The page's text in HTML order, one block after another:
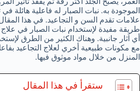
الموجودة به. نبات الصبار له فاعلية هائلة في
طريقة مفيدة لإستخدام نبات الصبار في علاج
أي اَثار جانبية. وهناك الكثير من الطرق
مع مكونات طبيعية أخري لعلاج التجاعيد
المنزل من خلال مواد موثوق فيها.
ستقرأ في هذا المقال